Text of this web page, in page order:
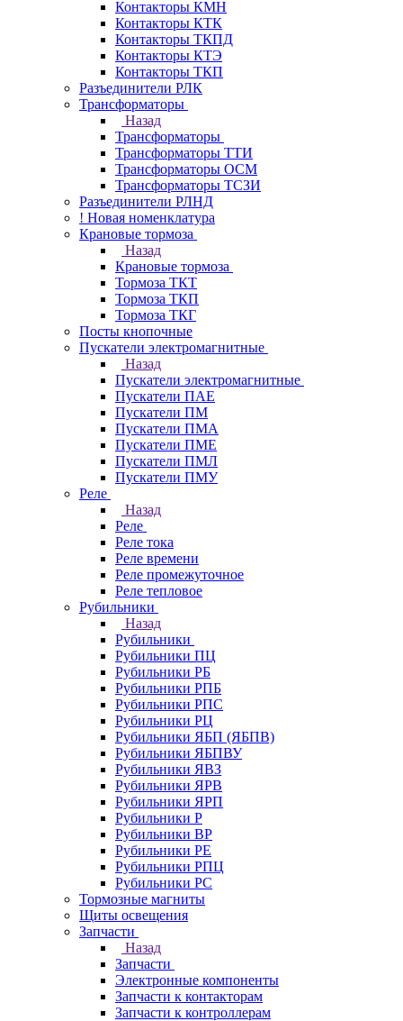
Контакторы КМН
Контакторы КТК
Контакторы ТКПД
Контакторы КТЭ
Контакторы ТКП
Разъединители РЛК
Трансформаторы
Назад
Трансформаторы
Трансформаторы ТТИ
Трансформаторы ОСМ
Трансформаторы ТСЗИ
Разъединители РЛНД
! Новая номенклатура
Крановые тормоза
Назад
Крановые тормоза
Тормоза ТКТ
Тормоза ТКП
Тормоза ТКГ
Посты кнопочные
Пускатели электромагнитные
Назад
Пускатели электромагнитные
Пускатели ПАЕ
Пускатели ПМ
Пускатели ПМА
Пускатели ПМЕ
Пускатели ПМЛ
Пускатели ПМУ
Реле
Назад
Реле
Реле тока
Реле времени
Реле промежуточное
Реле тепловое
Рубильники
Назад
Рубильники
Рубильники ПЦ
Рубильники РБ
Рубильники РПБ
Рубильники РПС
Рубильники РЦ
Рубильники ЯБП (ЯБПВ)
Рубильники ЯБПВУ
Рубильники ЯВЗ
Рубильники ЯРВ
Рубильники ЯРП
Рубильники Р
Рубильники ВР
Рубильники РЕ
Рубильники РПЦ
Рубильники РС
Тормозные магниты
Щиты освещения
Запчасти
Назад
Запчасти
Электронные компоненты
Запчасти к контакторам
Запчасти к контроллерам